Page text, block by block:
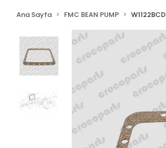
Ana Sayfa FMC BEAN PUMP W1122BCD